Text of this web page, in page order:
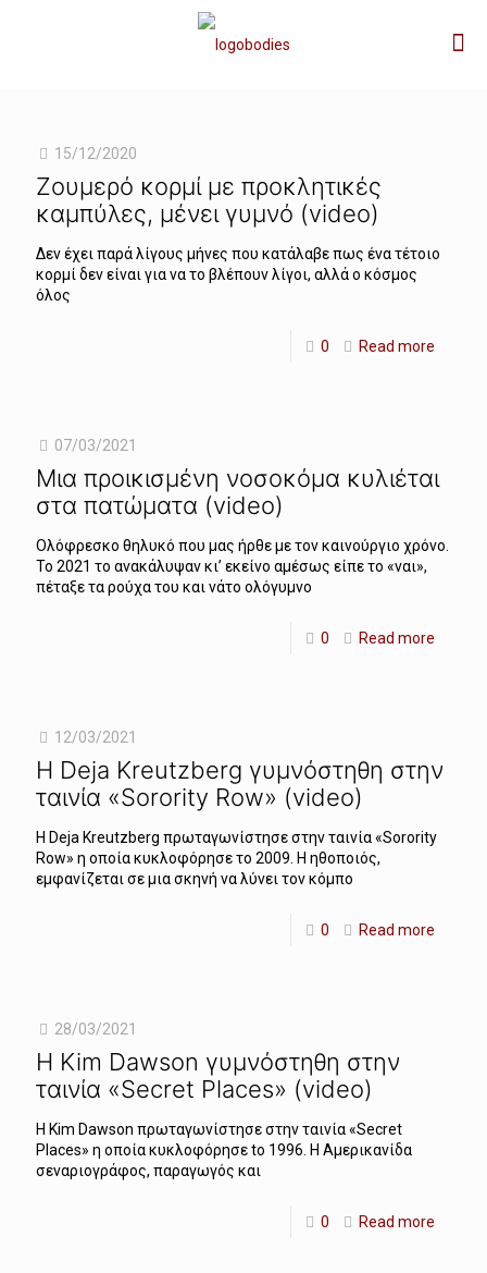
15/12/2020
Ζουμερό κορμί με προκλητικές
καμπύλες, μένει γυμνό (video)
Δεν έχει παρά λίγους μήνες που κατάλαβε πως ένα τέτοιο
κορμί δεν είναι για να το βλέπουν λίγοι, αλλά ο κόσμος
όλος
0 Read more
07/03/2021
Μια προικισμένη νοσοκόμα κυλιέται
στα πατώματα (video)
Ολόφρεσκο θηλυκό που μας ήρθε με τον καινούργιο χρόνο.
Το 2021 το ανακάλυψαν κι’ εκείνο αμέσως είπε το «ναι»,
πέταξε τα ρούχα του και νάτο ολόγυμνο
0 Read more
12/03/2021
Η Deja Kreutzberg γυμνόστηθη στην
ταινία «Sorority Row» (video)
Η Deja Kreutzberg πρωταγωνίστησε στην ταινία «Sorority
Row» η οποία κυκλοφόρησε το 2009. Η ηθοποιός,
εμφανίζεται σε μια σκηνή να λύνει τον κόμπο
0 Read more
28/03/2021
Η Kim Dawson γυμνόστηθη στην
ταινία «Secret Places» (video)
Η Kim Dawson πρωταγωνίστησε στην ταινία «Secret
Places» η οποία κυκλοφόρησε tο 1996. Η Αμερικανίδα
σεναριογράφος, παραγωγός και
0 Read more